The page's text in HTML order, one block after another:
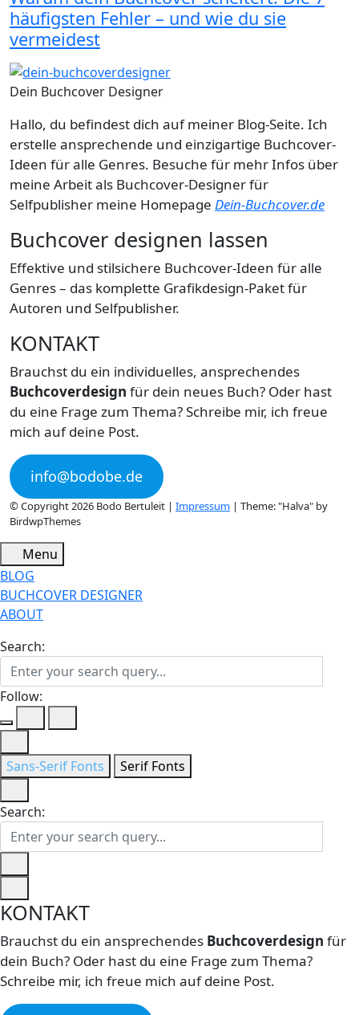
häufigsten Fehler – und wie du sie
vermeidest
Dein Buchcover Designer
Hallo, du befindest dich auf meiner Blog-Seite. Ich
erstelle ansprechende und einzigartige Buchcover-
Ideen für alle Genres. Besuche für mehr Infos über
meine Arbeit als Buchcover-Designer für
Selfpublisher meine Homepage Dein-Buchcover.de
Buchcover designen lassen
Effektive und stilsichere Buchcover-Ideen für alle
Genres – das komplette Grafikdesign-Paket für
Autoren und Selfpublisher.
KONTAKT
Brauchst du ein individuelles, ansprechendes
Buchcoverdesign für dein neues Buch? Oder hast
du eine Frage zum Thema? Schreibe mir, ich freue
mich auf deine Post.
info@bodobe.de
© Copyright 2026 Bodo Bertuleit | Impressum | Theme: "Halva" by
BirdwpThemes
Menu
BLOG
BUCHCOVER DESIGNER
ABOUT
Search:
Follow:
Sans-Serif Fonts Serif Fonts
Search:
KONTAKT
Brauchst du ein ansprechendes Buchcoverdesign für
dein Buch? Oder hast du eine Frage zum Thema?
Schreibe mir, ich freue mich auf deine Post.